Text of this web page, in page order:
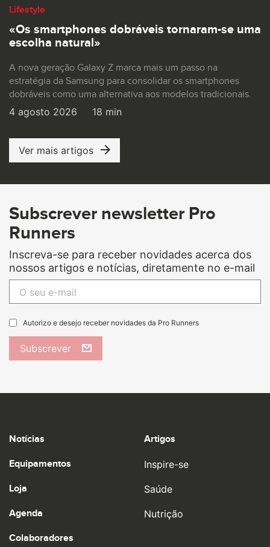
Lifestyle
«Os smartphones dobráveis tornaram-se uma
escolha natural»
A nova geração Galaxy Z marca mais um passo na
estratégia da Samsung para consolidar os smartphones
dobráveis como uma alternativa aos modelos tradicionais.
4 agosto 2026 18 min
Ver mais artigos
Subscrever newsletter Pro
Runners
Inscreva-se para receber novidades acerca dos
nossos artigos e notícias, diretamente no e-mail
Autorizo e desejo receber novidades da Pro Runners
Subscrever
Notícias
Equipamentos
Loja
Agenda
Colaboradores
Artigos
Inspire-se
Saúde
Nutrição